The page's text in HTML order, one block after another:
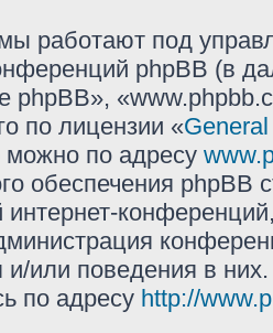
работают под
phpBB (в
phpBB»,
по лицензии «
можно по адресу
обеспечения phpBB
и/или поведения в
по адресу http://